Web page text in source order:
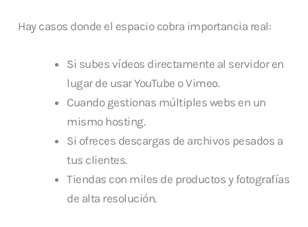
Hay casos donde el espacio cobra importancia real:
Si subes vídeos directamente al servidor en
lugar de usar YouTube o Vimeo.
Cuando gestionas múltiples webs en un
mismo hosting.
Si ofreces descargas de archivos pesados a
tus clientes.
Tiendas con miles de productos y fotografías
de alta resolución.